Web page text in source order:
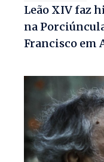
Leão XIV faz
na
Francisco em